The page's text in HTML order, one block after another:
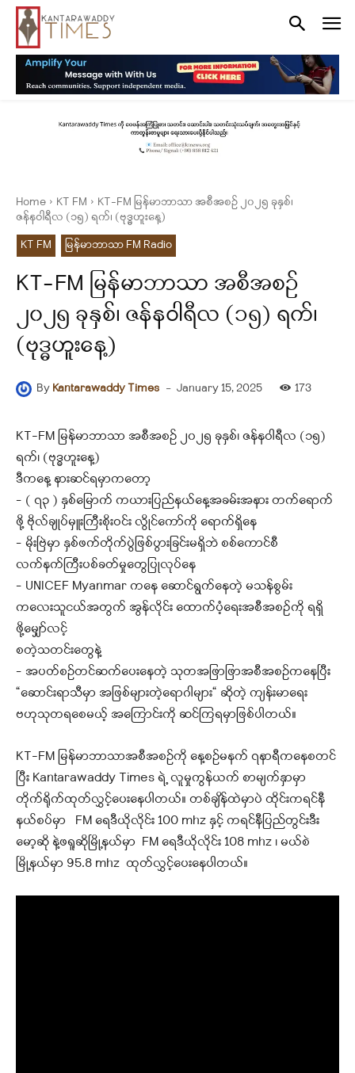
Home KT FM
KT-FM မြန်မာဘာသာ အစီအစဉ် ၂၀၂၅ ခုနှစ်၊
ဇန်နဝါရီလ (၁၅) ရက်၊ (ဗုဒ္ဓဟူးနေ့)
KT FM
မြန်မာဘာသာ FM Radio
KT-FM မြန်မာဘာသာ အစီအစဉ်
၂၀၂၅ ခုနှစ်၊ ဇန်နဝါရီလ (၁၅) ရက်၊
(ဗုဒ္ဓဟူးနေ့)
By Kantarawaddy Times - January 15, 2025 173
KT-FM မြန်မာဘာသာ အစီအစဉ် ၂၀၂၅ ခုနှစ်၊ ဇန်နဝါရီလ (၁၅)
ရက်၊ (ဗုဒ္ဓဟူးနေ့)
ဒီကနေ့ နားဆင်ရမှာကတော့
– ( ၇၃ ) နှစ်မြောက် ကယားပြည်နယ်နေ့အခမ်းအနား တက်ရောက်
ဖို့ ဗိုလ်ချုပ်မှူးကြီးစိုးဝင်း လွိုင်ကော်ကို ရောက်ရှိနေ
– မိုးဗြဲမှာ နှစ်ဖက်တိုက်ပွဲဖြစ်ပွားခြင်းမရှိဘဲ စစ်ကောင်စီ
လက်နက်ကြီးပစ်ခတ်မှုတွေပြုလုပ်နေ
– UNICEF Myanmar ကနေ ဆောင်ရွက်နေတဲ့ မသန်စွမ်း
ကလေးသူငယ်အတွက် အွန်လိုင်း ထောက်ပံ့ရေးအစီအစဥ်ကို ရရှိ
ဖို့‌မျှော်လင့်
စတဲ့သတင်းတွေနဲ့
– အပတ်စဉ်တင်ဆက်ပေးနေတဲ့ သုတအဖြာဖြာအစီအစဉ်ကနေပြီး
“ဆောင်းရာသီမှာ အဖြစ်များတဲ့ရောဂါများ“ ဆိုတဲ့ ကျန်းမာရေး
ဗဟုသုတရစေမယ့် အကြောင်းကို ဆင်ကြရမှာဖြစ်ပါတယ်။
KT-FM မြန်မာဘာသာအစီအစဉ်ကို နေ့စဉ်မနက် ၇နာရီကနေစတင်
ပြီး Kantarawaddy Times ရဲ့ လူမှုကွန်ယက် စာမျက်နှာမှာ
တိုက်ရိုက်ထုတ်လွှင့်ပေးနေပါတယ်။ တစ်ချိန်ထဲမှာပဲ ထိုင်းကရင်နီ
နယ်စပ်မှာ FM ရေဒီယိုလိုင်း 100 mhz နှင့် ကရင်နီပြည်တွင်းဒီး
မော့ဆို နဲ့ဖရူဆိုမြို့နယ်မှာ FM ရေဒီယိုလိုင်း 108 mhz ၊ မယ်စဲ
မြို့နယ်မှာ 95.8 mhz ထုတ်လွှင့်ပေးနေပါတယ်။